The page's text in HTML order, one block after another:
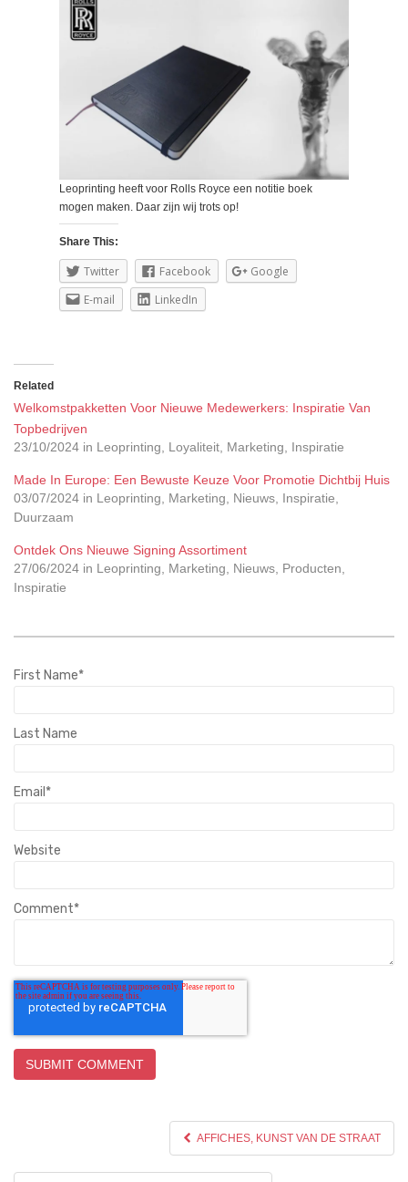
Leoprinting heeft voor Rolls Royce een notitie boek
mogen maken. Daar zijn wij trots op!
Share This:
Twitter Facebook
Google
E-mail
LinkedIn
Related
Welkomstpakketten Voor Nieuwe Medewerkers: Inspiratie Van
Topbedrijven
23/10/2024 in Leoprinting, Loyaliteit, Marketing, Inspiratie
Made In Europe: Een Bewuste Keuze Voor Promotie Dichtbij Huis
03/07/2024 in Leoprinting, Marketing, Nieuws, Inspiratie,
Duurzaam
Ontdek Ons Nieuwe Signing Assortiment
27/06/2024 in Leoprinting, Marketing, Nieuws, Producten,
Inspiratie
First Name*
Last Name
Email *
Website
Comment*
AFFICHES, KUNST VAN DE STRAAT